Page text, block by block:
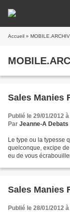
Accueil »
Sales Manies
Publié le 29/01/2012
Par Jeanne-A Debats
Le type ou la typesse
quelconque, excipe
eu de vous
Sales Manies
Publié le 28/01/2012